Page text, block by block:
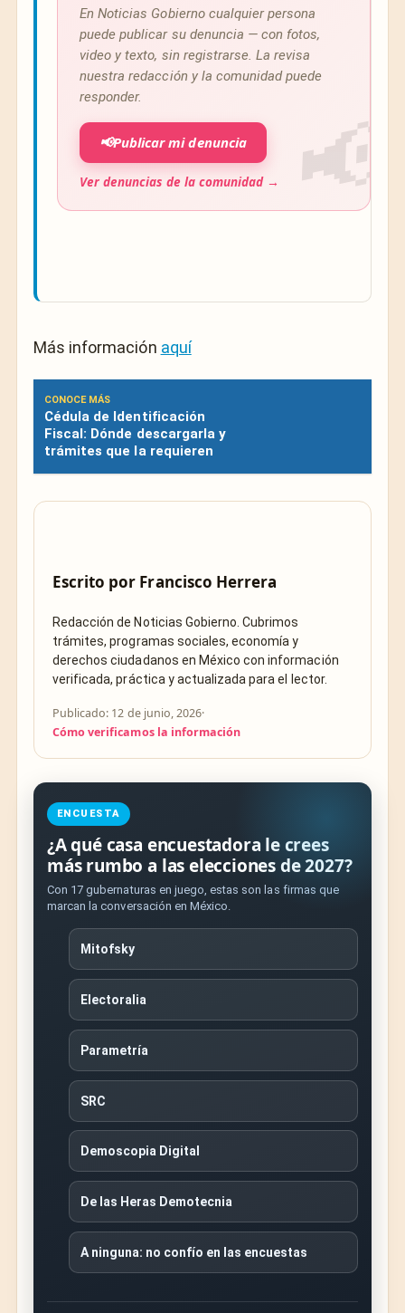
En Noticias Gobierno cualquier persona
puede publicar su denuncia — con fotos,
video y texto, sin registrarse. La revisa
nuestra redacción y la comunidad puede
responder.
📢Publicar mi denuncia
Ver denuncias de la comunidad →
Más información aquí
CONOCE MÁS
Cédula de Identificación
Fiscal: Dónde descargarla y
trámites que la requieren
Escrito por Francisco Herrera
Redacción de Noticias Gobierno. Cubrimos
trámites, programas sociales, economía y
derechos ciudadanos en México con información
verificada, práctica y actualizada para el lector.
Publicado: 12 de junio, 2026·
Cómo verificamos la información
ENCUESTA
¿A qué casa encuestadora le crees
más rumbo a las elecciones de 2027?
Con 17 gubernaturas en juego, estas son las firmas que
marcan la conversación en México.
Mitofsky
Electoralia
Parametría
SRC
Demoscopia Digital
De las Heras Demotecnia
A ninguna: no confío en las encuestas